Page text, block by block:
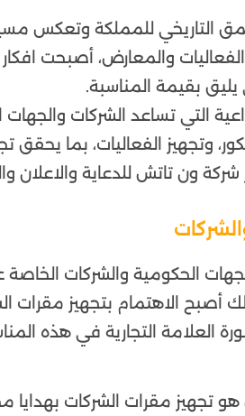
للمملكة وتعكس
والمعارض، أصبحت
بقيمة المناسبة.
التي تساعد الشركات والجهات
وتجهيز الفعاليات، بما يحقق
ون تاتش للدعاية والاعلان
الحكومية والشركات الخاصة
أصبح الاهتمام بتجهيز مقرات
العلامة التجارية في هذه
هو تجهيز مقرات الشركات